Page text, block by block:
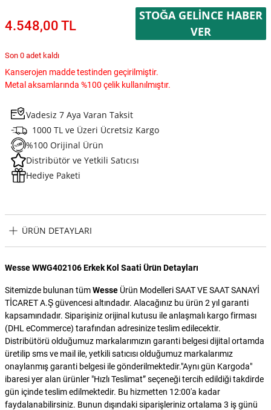
4.548,00 TL
STOĞA GELINCE HABER
VER
Son 0 adet kaldı
Kanserojen madde testinden geçirilmiştir.
Metal aksamlarında %100 çelik kullanılmıştır.
Vadesiz 7 Aya Varan Taksit
1000 TL ve Üzeri Ücretsiz Kargo
%100 Orijinal Ürün
Distribütör ve Yetkili Satıcısı
Hediye Paketi
ÜRÜN DETAYLARI
Wesse WWG402106 Erkek Kol Saati Ürün Detayları
Sitemizde bulunan tümWesse Ürün Modelleri SAAT VE SAAT SANAYİ
TİCARET A.Ş güvencesi altındadır. Alacağınız bu ürün 2 yıl garanti
kapsamındadır. Siparişiniz orijinal kutusu ile anlaşmalı kargo firması
(DHL eCommerce) tarafından adresinize teslim edilecektir.
Distribütörü olduğumuz markalarımızın garanti belgesi dijital ortamda
üretilip sms ve mail ile, yetkili satıcısı olduğumuz markalarımız
onaylanmış garanti belgesi ile gönderilmektedir."Aynı gün Kargoda"
ibaresi yer alan ürünler "Hızlı Teslimat” seçeneği tercih edildiği takdirde
gün içinde teslim edilmektedir. Bu hizmetten 12:00'a kadar
faydalanabilirsiniz. Bunun dışındaki siparişleriniz ortalama 3 iş günü